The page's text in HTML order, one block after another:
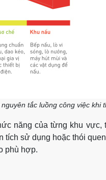
tắc luồng công việc khi
năng của từng khu vực,
tích sử dụng hoặc thói
phù hợp.